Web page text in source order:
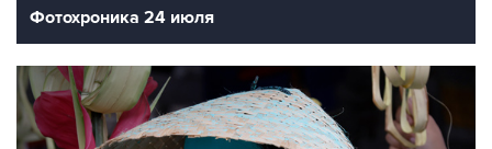
Фотохроника 24 июля